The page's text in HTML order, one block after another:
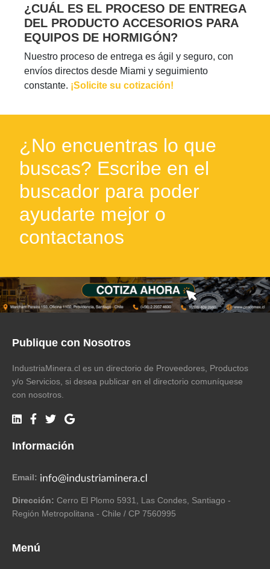
¿CUÁL ES EL PROCESO DE ENTREGA
DEL PRODUCTO ACCESORIOS PARA
EQUIPOS DE HORMIGÓN?
Nuestro proceso de entrega es ágil y seguro, con
envíos directos desde Miami y seguimiento
constante. ¡Solicite su cotización!
¿No encuentras lo que
buscas? Escribe en el
buscador para poder
ayudarte mejor o
contactanos
Publique con Nosotros
IndustriaMinera.cl es un directorio de Proveedores, Productos
y/o Servicios, si desea publicar en el directorio comuníquese
con nosotros.
Información
Email:
Dirección: Cerro El Plomo 5931, Las Condes, Santiago -
Región Metropolitana - Chile / CP 7560995
Menú